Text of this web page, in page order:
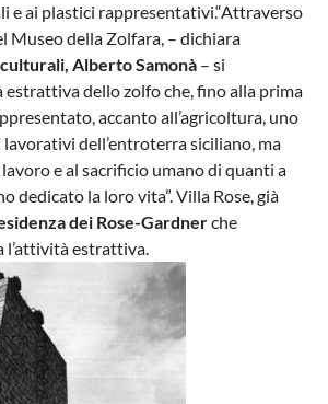
e ai plastici rappresentativi.“Attraverso
Museo della Zolfara, – dichiara
culturali, Alberto Samonà– si
dello zolfo che, fino alla prima
accanto all’agricoltura, uno
dell’entroterra siciliano, ma
e al sacrificio umano di quanti a
dedicato la loro vita”. Villa Rose, già
dei Rose-Gardnerche
l’attività estrattiva.